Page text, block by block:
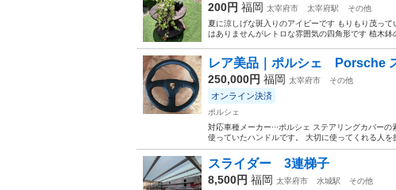
200円 福岡 太宰府市 太宰府駅
その他
夏に涼しげな斑入りのアイビーです もりもり茂っ
はありませんがレトロな雰囲気の四角形です 植木鉢
レア美品｜ポルシェ Porsche
250,000円 福岡 太宰府市 その他
オンライン決済
ポルシェ
対応車種メーカー···ポルシェ ステアリングカバー
使っていたハンドルです。 大切に使ってくれる人を
スライダー 3連梯子
8,500円 福岡 太宰府市 水城駅
その他